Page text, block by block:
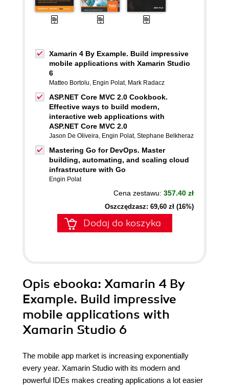
Xamarin 4 By Example. Build impressive
mobile applications with Xamarin Studio
6
Matteo Bortolu, Engin Polat, Mark Radacz
ASP.NET Core MVC 2.0 Cookbook.
Effective ways to build modern,
interactive web applications with
ASP.NET Core MVC 2.0
Jason De Oliveira, Engin Polat, Stephane Belkheraz
Mastering Go for DevOps. Master
building, automating, and scaling cloud
infrastructure with Go
Engin Polat
Cena zestawu: 357.40 zł
Oszczędzasz: 69,60 zł (16%)
Dodaj do koszyka
Opis ebooka: Xamarin 4 By
Example. Build impressive
mobile applications with
Xamarin Studio 6
The mobile app market is increasing exponentially
every year. Xamarin Studio with its modern and
powerful IDEs makes creating applications a lot easier